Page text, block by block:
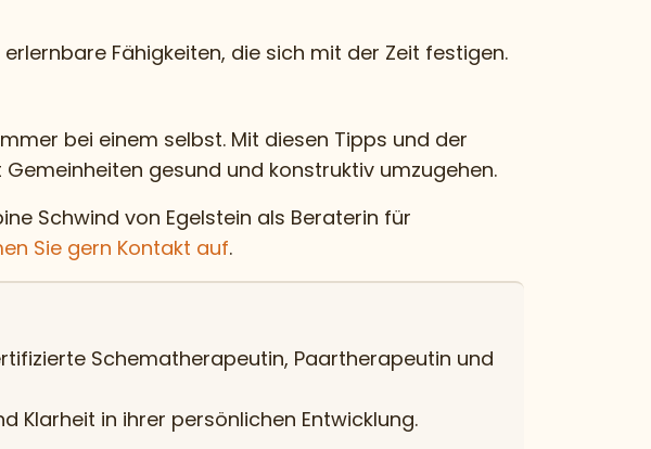
Fähigkeiten, die sich mit der Zeit festigen.
bei einem selbst. Mit diesen Tipps und der
gesund und konstruktiv umzugehen.
Schwind von Egelstein als Beraterin für
Sie gern Kontakt auf.
Schematherapeutin, Paartherapeutin und
Klarheit in ihrer persönlichen Entwicklung.